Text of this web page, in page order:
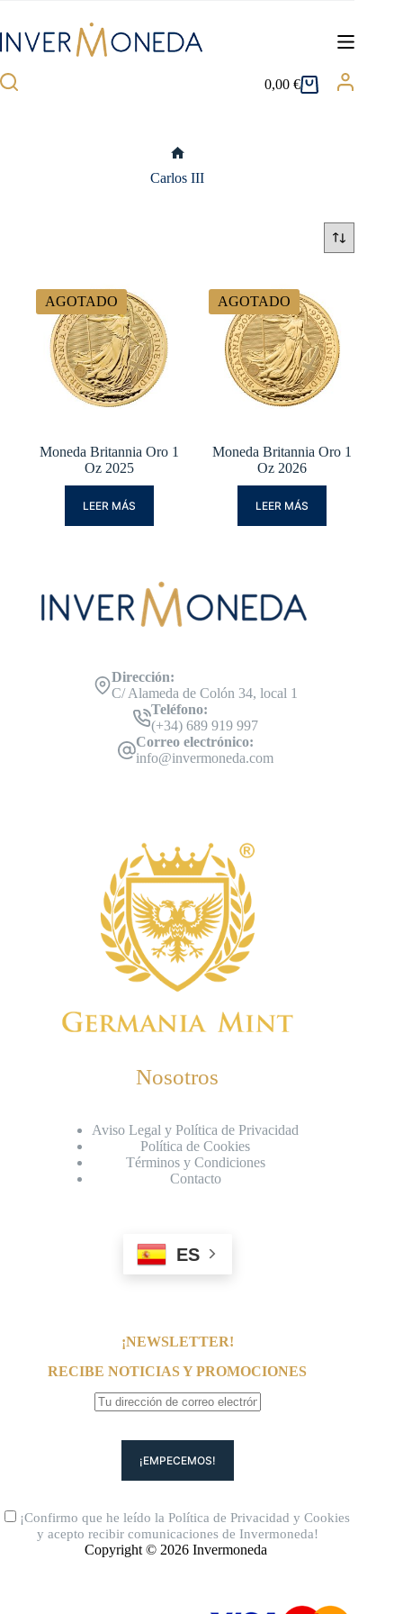
contenido
Carro
0,00€
Carlos III
AGOTADO
Moneda Britannia Oro 1
Oz 2025
LEER MÁS
AGOTADO
Moneda Britannia Oro 1
Oz 2026
LEER MÁS
Dirección:
C/ Alameda de Colón 34, local 1
Teléfono:
(+34) 689 919 997
Correo electrónico:
info@invermoneda.com
Nosotros
Aviso Legal y Política de Privacidad
Política de Cookies
Términos y Condiciones
Contacto
ES
¡NEWSLETTER!
RECIBE NOTICIAS Y PROMOCIONES
¡Confirmo que he leído laPolítica de Privacidad yCookies
y acepto recibir comunicaciones de Invermoneda!
Copyright © 2026 Invermoneda